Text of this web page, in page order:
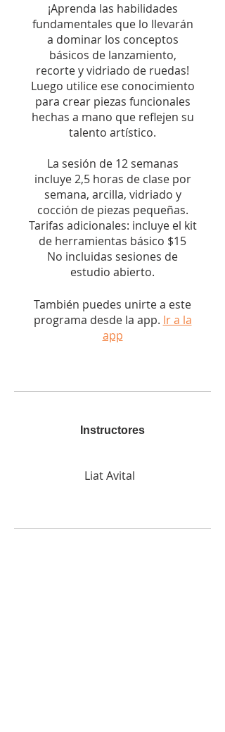
¡Aprenda las habilidades
fundamentales que lo llevarán
a dominar los conceptos
básicos de lanzamiento,
recorte y vidriado de ruedas!
Luego utilice ese conocimiento
para crear piezas funcionales
hechas a mano que reflejen su
talento artístico.
La sesión de 12 semanas
incluye 2,5 horas de clase por
semana, arcilla, vidriado y
cocción de piezas pequeñas.
Tarifas adicionales: incluye el kit
de herramientas básico $15
No incluidas sesiones de
estudio abierto.
También puedes unirte a este
programa desde la app. Ir a la
app
Instructores
Liat Avital